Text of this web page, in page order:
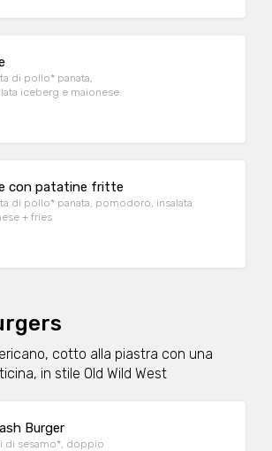
di pollo* panata,
iceberg e maionese.
con patatine fritte
di pollo* panata, pomodoro, insalata
iceberg e maionese + fries
cotto alla piastra con una
in stile Old Wild West
Burger
di sesamo*, doppio